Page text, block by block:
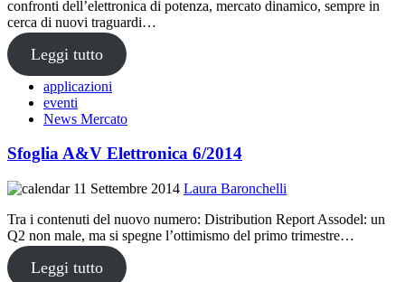
confronti dell’elettronica di potenza, mercato dinamico, sempre in
cerca di nuovi traguardi…
Leggi tutto
applicazioni
eventi
News Mercato
Sfoglia A&V Elettronica 6/2014
11 Settembre 2014 Laura Baronchelli
Tra i contenuti del nuovo numero: Distribution Report Assodel: un
Q2 non male, ma si spegne l’ottimismo del primo trimestre…
Leggi tutto